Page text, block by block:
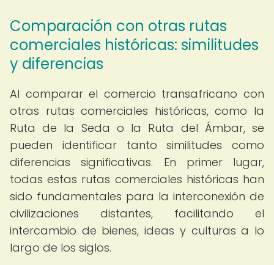
Comparación con otras rutas
comerciales históricas: similitudes
y diferencias
Al comparar el comercio transafricano con
otras rutas comerciales históricas, como la
Ruta de la Seda o la Ruta del Ámbar, se
pueden identificar tanto similitudes como
diferencias significativas. En primer lugar,
todas estas rutas comerciales históricas han
sido fundamentales para la interconexión de
civilizaciones distantes, facilitando el
intercambio de bienes, ideas y culturas a lo
largo de los siglos.